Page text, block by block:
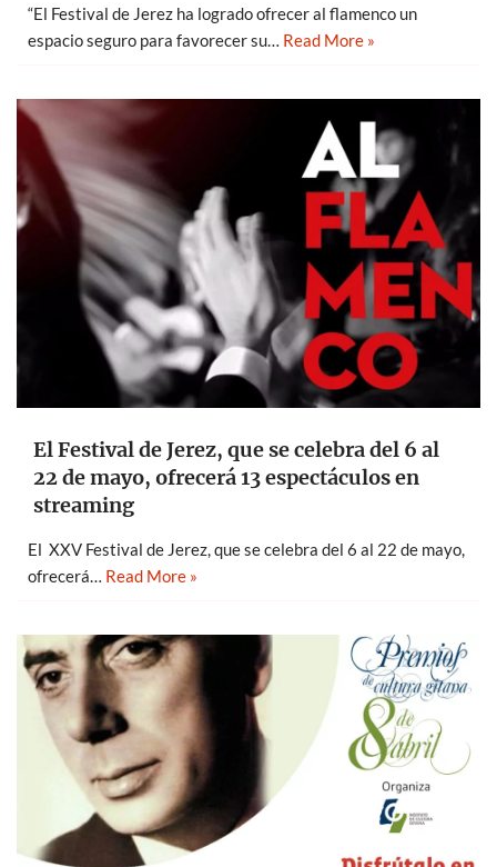
“El Festival de Jerez ha logrado ofrecer al flamenco un
espacio seguro para favorecer su… Read More »
El Festival de Jerez, que se celebra del 6 al
22 de mayo, ofrecerá 13 espectáculos en
streaming
El XXV Festival de Jerez, que se celebra del 6 al 22 de mayo,
ofrecerá… Read More »